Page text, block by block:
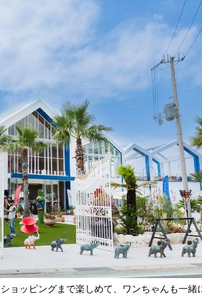
ョッピングまで楽しめて、ワンちゃんも一緒